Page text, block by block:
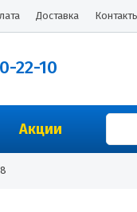
Доставка
22-10
Акции